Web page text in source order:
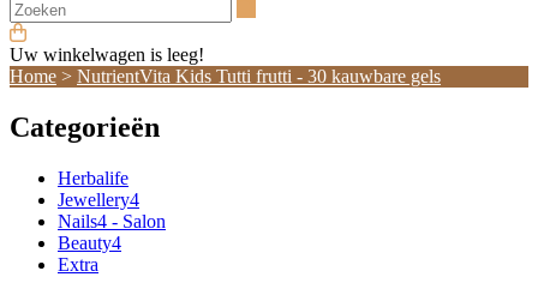
Uw winkelwagen is leeg!
Home > NutrientVita Kids Tutti frutti - 30 kauwbare gels
Categorieën
Herbalife
Jewellery4
Nails4 - Salon
Beauty4
Extra